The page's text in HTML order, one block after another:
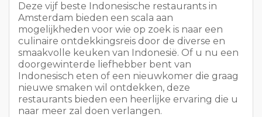
Deze vijf beste Indonesische restaurants in
Amsterdam bieden een scala aan
mogelijkheden voor wie op zoek is naar een
culinaire ontdekkingsreis door de diverse en
smaakvolle keuken van Indonesië. Of u nu een
doorgewinterde liefhebber bent van
Indonesisch eten of een nieuwkomer die graag
nieuwe smaken wil ontdekken, deze
restaurants bieden een heerlijke ervaring die u
naar meer zal doen verlangen.